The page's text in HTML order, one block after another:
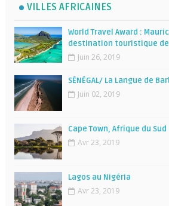
VILLES AFRICAINES
World Travel Award :
destination touristique de
Juin 26, 2019
SÉNÉGAL/ La Langue de
Juin 02, 2019
Cape Town, Afrique du Sud
Avr 23, 2019
Lagos au Nigéria
Avr 23, 2019